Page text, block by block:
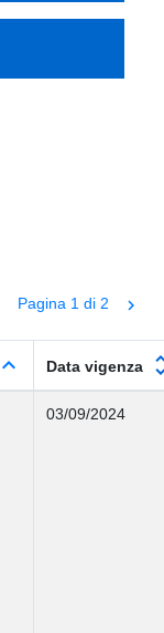
Pagina 1 di 2 chevron_right
keyboard_arrow_up Data vigenza
03/09/2024